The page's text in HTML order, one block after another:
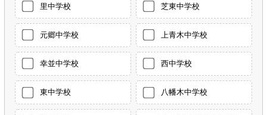
里中学校 芝東中学校
元郷中学校 上青木中学校
幸並中学校 西中学校
東中学校 八幡木中学校